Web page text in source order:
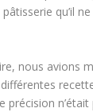
pâtisserie qu’il
nous avions
précision